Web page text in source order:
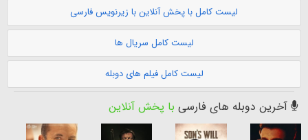
لیست کامل با پخش آنلاین با زیرنویس فارسی
لیست کامل سریال ها
لیست کامل فیلم های دوبله
آخرین دوبله های فارسی با پخش آنلاین